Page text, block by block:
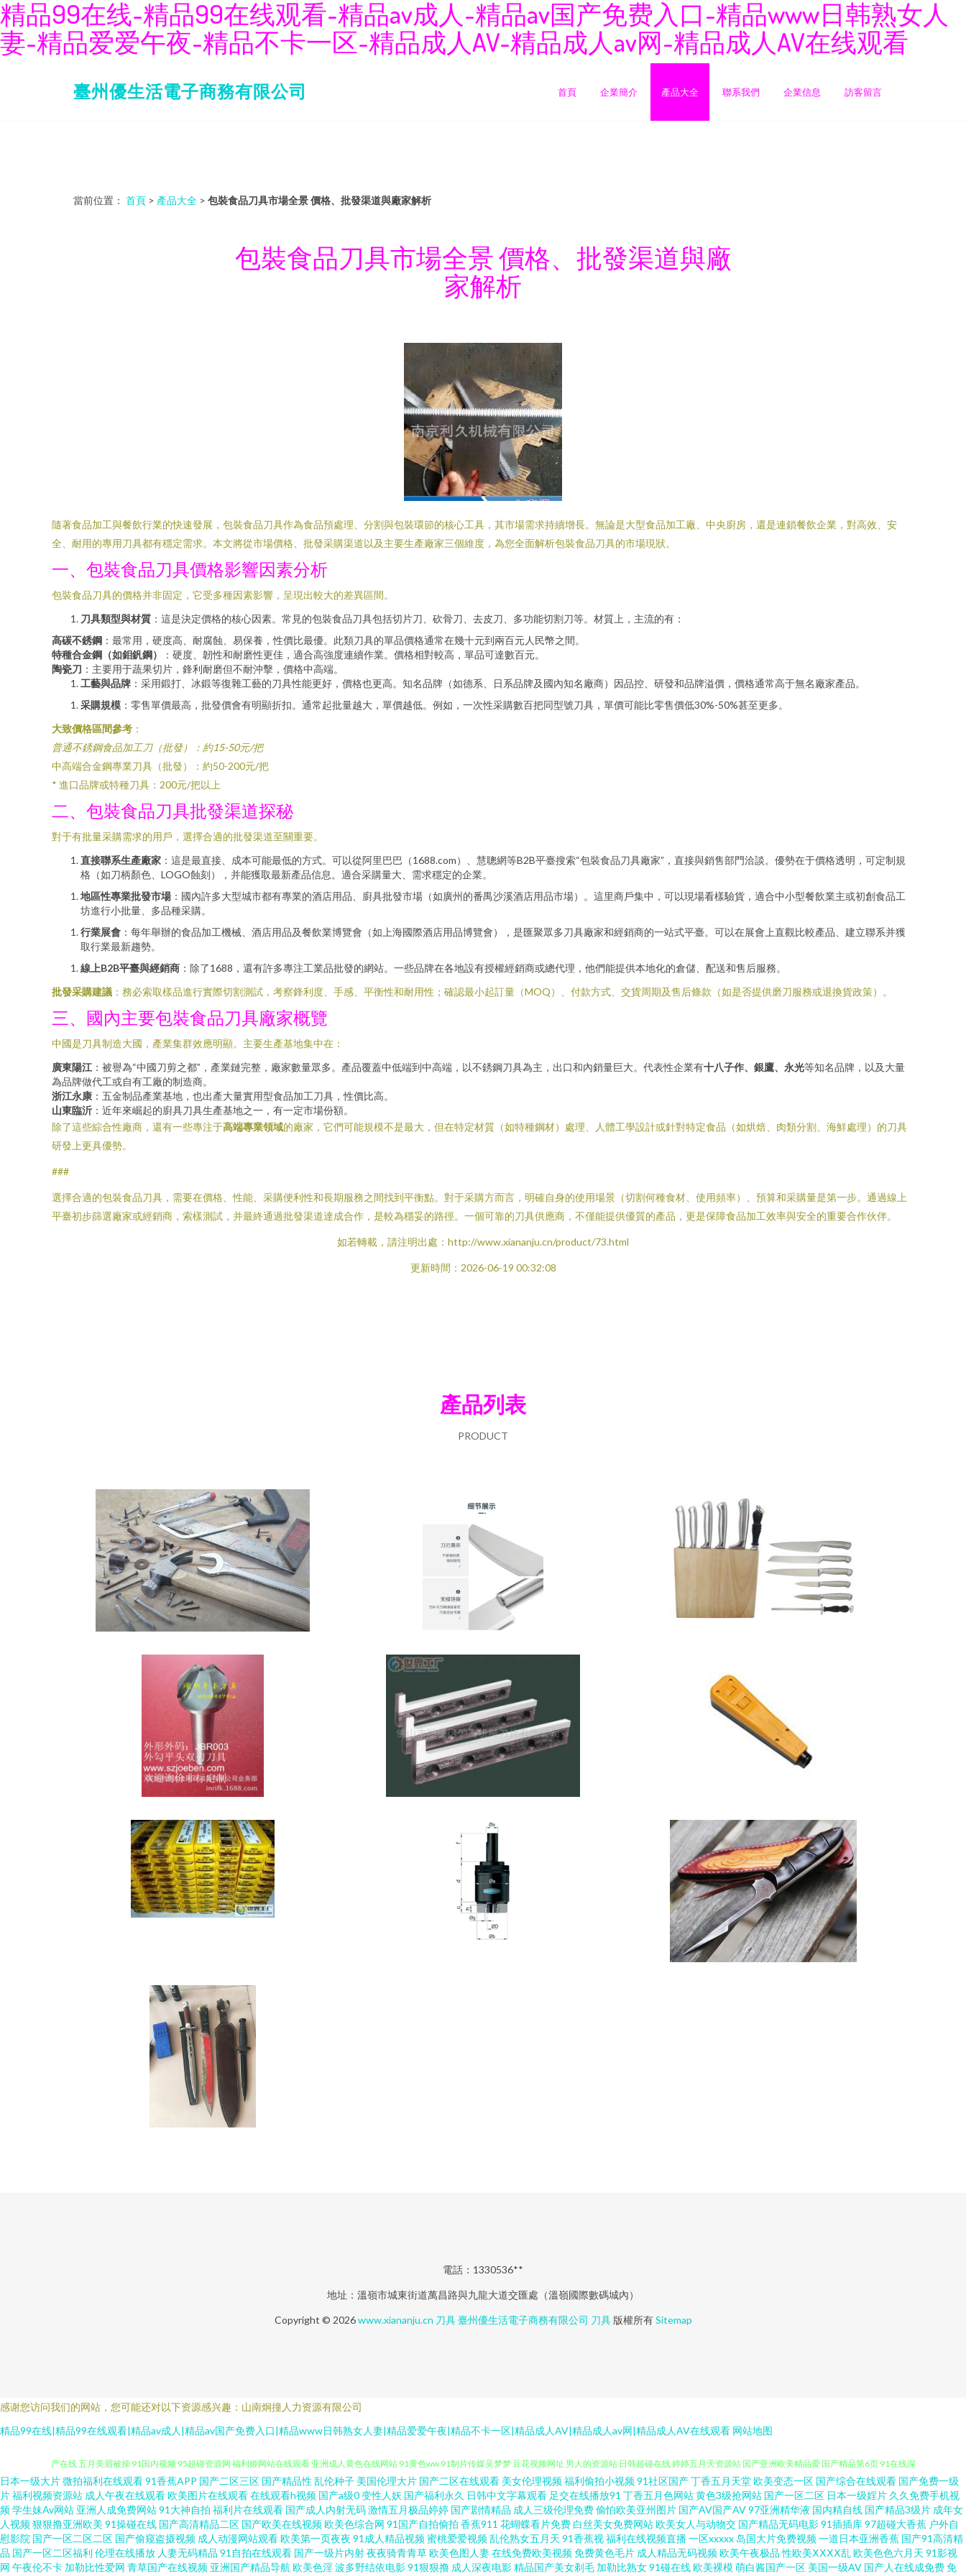
精品99在线-精品99在线观看-精品av成人-精品av国产免费入口-精品www日韩熟女人
妻-精品爱爱午夜-精品不卡一区-精品成人AV-精品成人av网-精品成人AV在线观看
臺州優生活電子商務有限公司 首頁 企業簡介 產品大全 聯系我們 企業信息 訪客留言
當前位置： 首頁 > 產品大全 > 包裝食品刀具市場全景 價格、批發渠道與廠家解析
包裝食品刀具市場全景 價格、批發渠道與廠
家解析
隨著食品加工與餐飲行業的快速發展，包裝食品刀具作為食品預處理、分割與包裝環節的核心工具，其市場需求持續增長。無論是大型食品加工廠、中央廚房，還是連鎖餐飲企業，對高效、安
全、耐用的專用刀具都有穩定需求。本文將從市場價格、批發采購渠道以及主要生產廠家三個維度，為您全面解析包裝食品刀具的市場現狀。
一、包裝食品刀具價格影響因素分析
包裝食品刀具的價格并非固定，它受多種因素影響，呈現出較大的差異區間。
刀具類型與材質 ：這是決定價格的核心因素。常見的包裝食品刀具包括切片刀、砍骨刀、去皮刀、多功能切割刀等。材質上，主流的有：
高碳不銹鋼 ：最常用，硬度高、耐腐蝕、易保養，性價比最優。此類刀具的單品價格通常在幾十元到兩百元人民幣之間。
特種合金鋼（如鉬釩鋼）
：硬度、韌性和耐磨性更佳，適合高強度連續作業。價格相對較高，單品可達數百元。
陶瓷刀 ：主要用于蔬果切片，鋒利耐磨但不耐沖擊，價格中高端。
工藝與品牌 ：采用鍛打、冰鍛等復雜工藝的刀具性能更好，價格也更高。知名品牌（如德系、日系品牌及國內知名廠商）因品控、研發和品牌溢價，價格通常高于無名廠家產品。
采購規模 ：零售單價最高，批發價會有明顯折扣。通常起批量越大，單價越低。例如，一次性采購數百把同型號刀具，單價可能比零售價低30%-50%甚至更多。
大致價格區間參考 ：
普通不銹鋼食品加工刀（批發）：約15-50元/把
中高端合金鋼專業刀具（批發）：約50-200元/把
* 進口品牌或特種刀具：200元/把以上
二、包裝食品刀具批發渠道探秘
對于有批量采購需求的用戶，選擇合適的批發渠道至關重要。
直接聯系生產廠家 ：這是最直接、成本可能最低的方式。可以從阿里巴巴（1688.com）、慧聰網等B2B平臺搜索“包裝食品刀具廠家”，直接與銷售部門洽談。優勢在于價格透明，可定制規
格（如刀柄顏色、LOGO蝕刻），并能獲取最新產品信息。適合采購量大、需求穩定的企業。
地區性專業批發市場 ：國內許多大型城市都有專業的酒店用品、廚具批發市場（如廣州的番禺沙溪酒店用品市場）。這里商戶集中，可以現場看樣驗貨，適合中小型餐飲業主或初創食品工
坊進行小批量、多品種采購。
行業展會 ：每年舉辦的食品加工機械、酒店用品及餐飲業博覽會（如上海國際酒店用品博覽會），是匯聚眾多刀具廠家和經銷商的一站式平臺。可以在展會上直觀比較產品、建立聯系并獲
取行業最新趨勢。
線上B2B平臺與經銷商 ：除了1688，還有許多專注工業品批發的網站。一些品牌在各地設有授權經銷商或總代理，他們能提供本地化的倉儲、配送和售后服務。
批發采購建議 ：務必索取樣品進行實際切割測試，考察鋒利度、手感、平衡性和耐用性；確認最小起訂量（MOQ）、付款方式、交貨周期及售后條款（如是否提供磨刀服務或退換貨政策）。
三、國內主要包裝食品刀具廠家概覽
中國是刀具制造大國，產業集群效應明顯。主要生產基地集中在：
廣東陽江 ：被譽為“中國刀剪之都”，產業鏈完整，廠家數量眾多。產品覆蓋中低端到中高端，以不銹鋼刀具為主，出口和內銷量巨大。代表性企業有十八子作、銀鷹、永光等知名品牌，以及大量
為品牌做代工或自有工廠的制造商。
浙江永康 ：五金制品產業基地，也出產大量實用型食品加工刀具，性價比高。
山東臨沂 ：近年來崛起的廚具刀具生產基地之一，有一定市場份額。
除了這些綜合性廠商，還有一些專注于高端專業領域的廠家，它們可能規模不是最大，但在特定材質（如特種鋼材）處理、人體工學設計或針對特定食品（如烘焙、肉類分割、海鮮處理）的刀具
研發上更具優勢。
###
選擇合適的包裝食品刀具，需要在價格、性能、采購便利性和長期服務之間找到平衡點。對于采購方而言，明確自身的使用場景（切割何種食材、使用頻率）、預算和采購量是第一步。通過線上
平臺初步篩選廠家或經銷商，索樣測試，并最終通過批發渠道達成合作，是較為穩妥的路徑。一個可靠的刀具供應商，不僅能提供優質的產品，更是保障食品加工效率與安全的重要合作伙伴。
如若轉載，請注明出處：http://www.xiananju.cn/product/73.html
更新時間：2026-06-19 00:32:08
產品列表
PRODUCT
電話：1330536**
地址：溫嶺市城東街道萬昌路與九龍大道交匯處（溫嶺國際數碼城內）
Copyright © 2026www.xiananju.cn 刀具 臺州優生活電子商務有限公司 刀具版權所有Sitemap
感谢您访问我们的网站，您可能还对以下资源感兴趣：山南炯撞人力资源有限公司
精品99在线|精品99在线观看|精品av成人|精品av国产免费入口|精品www日韩熟女人妻|精品爱爱午夜|精品不卡一区|精品成人AV|精品成人av网|精品成人AV在线观看 网站地图
91福利国产在线观看 91成人超碰刺激 超碰国产夫妻人人 久草免费色站 日本久操视频播放 大香蕉伊人素人 国产视频这里有 麻豆影院在线观看一区 国产资源av 91海角在线视频 91主播福利视频 岛国福利社 精品店人人妻 欧美日韩国
产在线 五月美眉被操 91国内视频 95超碰资源网 福利姬网站在线观看 亚洲成人黄色在线网站 91黄色ww 91制片传媒吴梦梦 豆花视频网址 男人的资源站 日韩超碰在线 婷婷五月天资源站 国产亚洲欧美精品爱 国产精品第6页 91在线深
夜 av极品女神在线观看 国厂精品观看 91网页在线版 亚洲无码影音先锋 阿v资源网 超碰在线成人AV 国产福利手机在线 久久欧美毛 青青草久久嗯伊人 五月天日日干 影音先锋av色资源网 91涩情 99热99这里有精品 国产厨房乱子伦 国
日本一级大片微拍福利在线观看91香蕉APP 国产二区三区 国产精品性 乱伦种子 美国伦理大片 国产二区在线观看 美女伦理视频福利偷拍小视频91社区国产丁香五月天堂欧美变态一区 国产综合在线观看 国产免费一级
片福利视频资源站 成人午夜在线观看欧美图片在线观看在线观看h视频 国产a级0变性人妖 国产福利永久 日韩中文字幕观看 足交在线播放91 丁香五月色网站黄色3级抢网站 国产一区二区 日本一级婬片 久久免费手机视
频学生妹Av网站 亚洲人成免费网站91大神自拍 福利片在线观看 国产成人内射无码激情五月极品婷婷 国产剧情精品 成人三级伦理免费偷怕欧美亚州图片 国产AV国产AV97亚洲精华液 国内精自线 国产精品3级片 成年女
人视频狠狠撸亚洲欧美 91操碰在线 国产高清精品二区 国产欧美在线视频欧美色综合网 91国产自拍偷拍 香蕉911 花蝴蝶看片免费 白丝美女免费网站欧美女人与动物交 国产精品无码电影91插插库97超碰大香蕉 户外自
慰影院 国产一区二区二区 国产偷窥盗摄视频 成人动漫网站观看欧美第一页夜夜 91成人精品视频蜜桃爱爱视频乱伦熟女五月天 91香蕉视福利在线视频直播一区xxxxx 岛国大片免费视频一道日本亚洲香蕉 国产91高清精
品 国产一区二区福利 伦理在线播放 人妻无码精品 91自拍在线观看 国产一级片内射夜夜骑青青草欧美色图人妻在线免费欧美视频免费黄色毛片 成人精品无码视频欧美午夜极品 性欧美ⅩⅩⅩⅩ乱欧美色色六月天 91影视
网 午夜伦不卡 加勒比性爱网 青草国产在线视频 亚洲国产精品导航 欧美色淫波多野结依电影91狠狠撸 成人深夜电影精品国产美女剃毛 加勒比熟女91碰在线欧美裸模萌白酱国产一区 美国一级AV 国产人在线成免费免